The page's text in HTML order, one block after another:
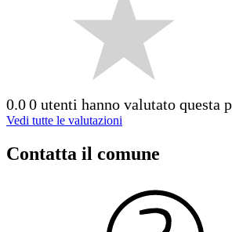
0.00 utenti hanno valutato questa
Vedi tutte le valutazioni
Contatta il comune